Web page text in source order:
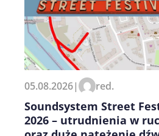
05.08.2026| red.
Soundsystem Street
2026 – utrudnienia w